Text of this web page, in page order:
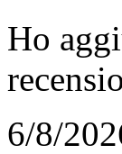
Ho
6/8/